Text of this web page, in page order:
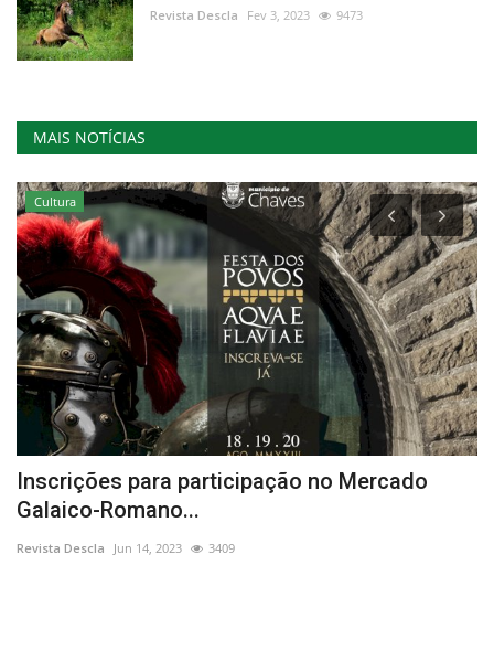
Revista Descla Fev 3, 2023 9473
MAIS NOTÍCIAS
Cultura
Inscrições para participação no Mercado
Galaico-Romano...
Revista Descla Jun 14, 2023 3409